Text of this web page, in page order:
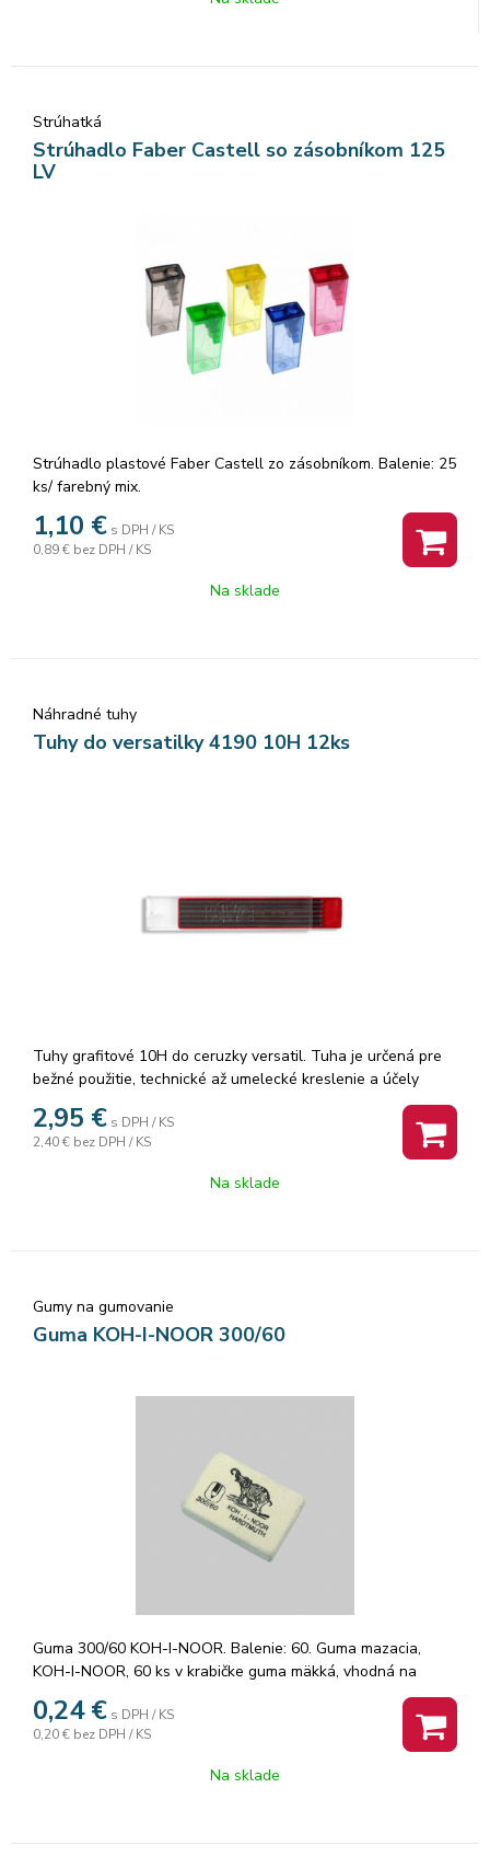
Strúhatká
Strúhadlo Faber Castell so zásobníkom 125
LV
Strúhadlo plastové Faber Castell zo zásobníkom. Balenie: 25
ks/ farebný mix.
1,10 € s DPH / KS
0,89 € bez DPH / KS
Na sklade
Náhradné tuhy
Tuhy do versatilky 4190 10H 12ks
Tuhy grafitové 10H do ceruzky versatil. Tuha je určená pre
bežné použitie, technické až umelecké kreslenie a účely
školské, písanie a kreslenie v mechanických ceruzách. Tuha
je okrúhla, hrotená, značená, priemer 2 mm, toler. ± 0,05 mm,
d= 120 mm. Balenie: 12ks. Značka: KOH-I-NOOR.
2,95 € s DPH / KS
2,40 € bez DPH / KS
Na sklade
Gumy na gumovanie
Guma KOH-I-NOOR 300/60
Guma 300/60 KOH-I-NOOR. Balenie: 60. Guma mazacia,
KOH-I-NOOR, 60 ks v krabičke guma mäkká, vhodná na
gumovanie grafitových čiar v rozmedzí tvrdostí 3B - 3H
rozmer gumy: 31x21x8mm Značka: KOH-I-NOOR.
0,24 € s DPH / KS
0,20 € bez DPH / KS
Na sklade